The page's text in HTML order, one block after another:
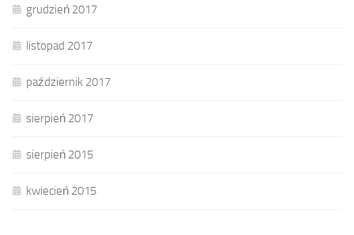
grudzień 2017
listopad 2017
październik 2017
sierpień 2017
sierpień 2015
kwiecień 2015